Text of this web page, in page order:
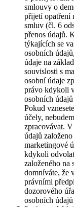
smlouvy o
přijetí opatření
smluv (čl. 6
přenos údajů.
týkajících se
osobních
údaje na
souvislosti s
osobní údaje
právo kdykoli
osobních
Pokud
účely,
zpracovávat.
údajů
marketingové
kdykoli
založeného na
domníváte, že
právními
dozorového
osobních